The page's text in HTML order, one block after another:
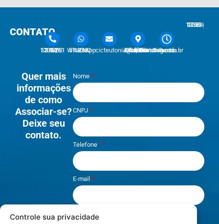
Controle sua privacidade
CONTATO
51 3762-1233 | 51 3762-1030 51 3762-1233 WhatsAppcicteutonia@cicteutonia.com.br
Rua Um Sul, 77 - Centro Administrativo Teutônia - RS Segunda - Sexta
7:30 - 12:00 | 13:30 - 17:30
Quer mais
informações
de como
Associar-se?
Deixe seu
contato.
Nome
CNPJ
Telefone
E-mail
Li e aceito os termos de